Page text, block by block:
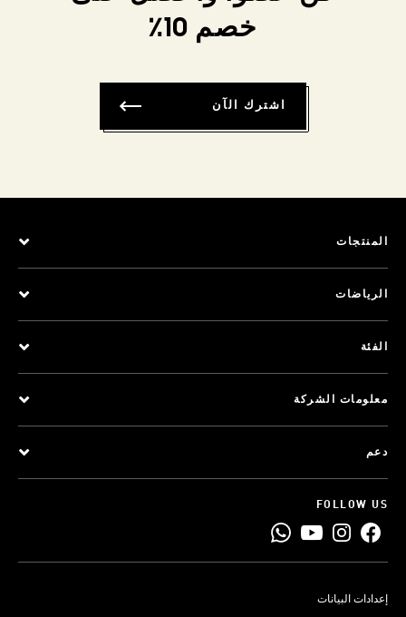
خصم 10٪
اشترك الآن
المنتجات
الرياضات
الفئة
معلومات الشركة
دعم
FOLLOW US
إعدادات البيانات